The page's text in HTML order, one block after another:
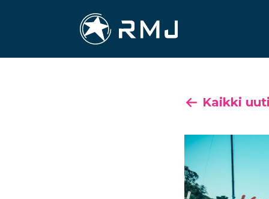
Kaikki